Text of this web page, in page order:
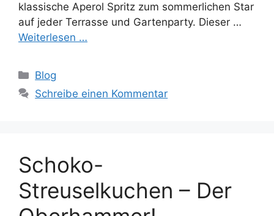
klassische Aperol Spritz zum sommerlichen Star
auf jeder Terrasse und Gartenparty. Dieser …
Weiterlesen …
Kategorien
Blog
Schreibe einen Kommentar
Schoko-
Streuselkuchen – Der